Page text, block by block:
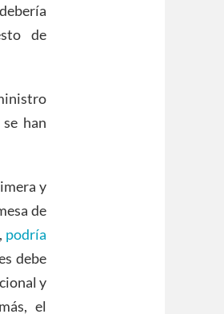
de
han
y
de
podría
debe
y
el